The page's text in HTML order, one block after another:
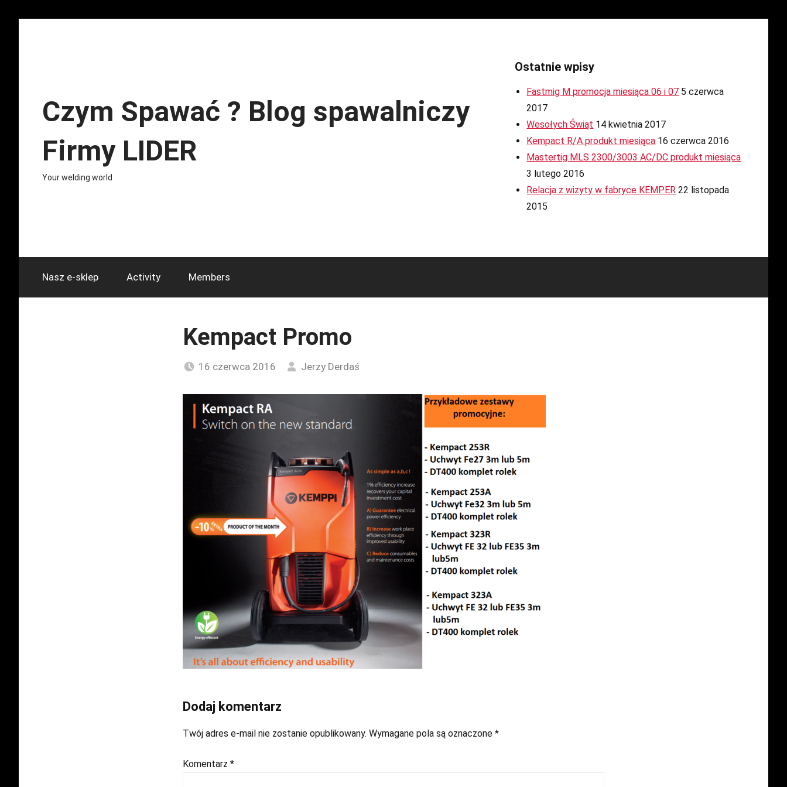
Czym Spawać ? Blog spawalniczy
Firmy LIDER
Your welding world
Ostatnie wpisy
Fastmig M promocja miesiąca 06 i 07 5 czerwca
2017
Wesołych Świąt 14 kwietnia 2017
Kempact R/A produkt miesiąca 16 czerwca 2016
Mastertig MLS 2300/3003 AC/DC produkt miesiąca
3 lutego 2016
Relacja z wizyty w fabryce KEMPER 22 listopada
2015
Nasz e-sklep Activity Members
Kempact Promo
16 czerwca 2016 Jerzy Derdaś
Dodaj komentarz
Twój adres e-mail nie zostanie opublikowany. Wymagane pola są oznaczone *
Komentarz *